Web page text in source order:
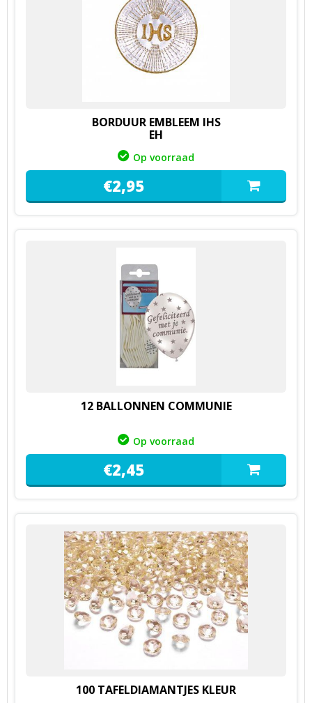
BORDUUR EMBLEEM IHS
EH
Op voorraad
€2,95
12 BALLONNEN COMMUNIE
Op voorraad
€2,45
100 TAFELDIAMANTJES KLEUR